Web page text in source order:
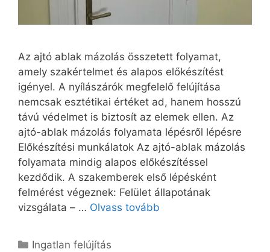
Az ajtó ablak mázolás összetett folyamat,
amely szakértelmet és alapos előkészítést
igényel. A nyílászárók megfelelő felújítása
nemcsak esztétikai értéket ad, hanem hosszú
távú védelmet is biztosít az elemek ellen. Az
ajtó-ablak mázolás folyamata lépésről lépésre
Előkészítési munkálatok Az ajtó-ablak mázolás
folyamata mindig alapos előkészítéssel
kezdődik. A szakemberek első lépésként
felmérést végeznek: Felület állapotának
vizsgálata – … Olvass tovább
Kategória
Ingatlan felújítás